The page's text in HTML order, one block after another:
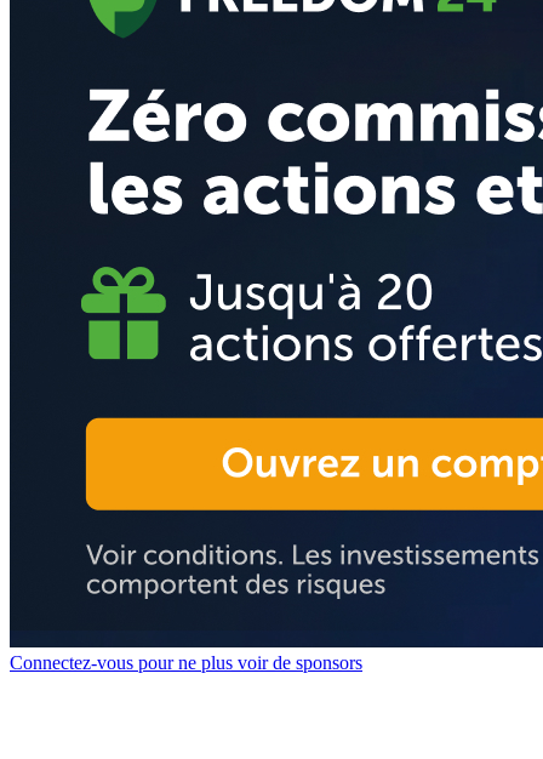
Connectez-vous pour ne plus voir de sponsors